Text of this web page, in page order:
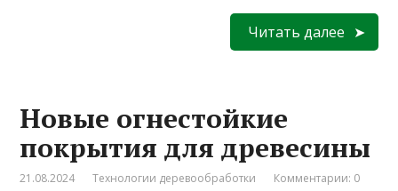
Читать далее
Новые огнестойкие
покрытия для древесины
21.08.2024 Технологии деревообработки Комментарии: 0